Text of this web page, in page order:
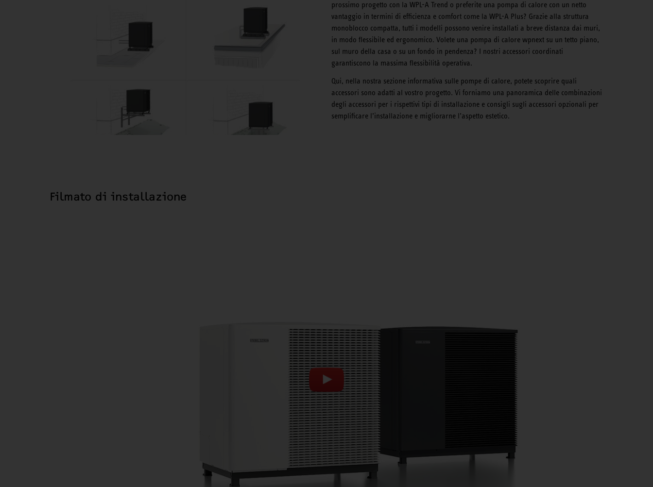
prossimo progetto con la WPL-A Trend o preferite una pompa di calore con un netto
vantaggio in termini di efficienza e comfort come la WPL-A Plus? Grazie alla struttura
monoblocco compatta, tutti i modelli possono venire installati a breve distanza dai muri,
in modo flessibile ed ergonomico. Volete una pompa di calore wpnext su un tetto piano,
sul muro della casa o su un fondo in pendenza? I nostri accessori coordinati
garantiscono la massima flessibilità operativa.
Qui, nella nostra sezione informativa sulle pompe di calore, potete scoprire quali
accessori sono adatti al vostro progetto. Vi forniamo una panoramica delle combinazioni
degli accessori per i rispettivi tipi di installazione e consigli sugli accessori opzionali per
semplificare l’installazione e migliorarne l’aspetto estetico.
Filmato di installazione